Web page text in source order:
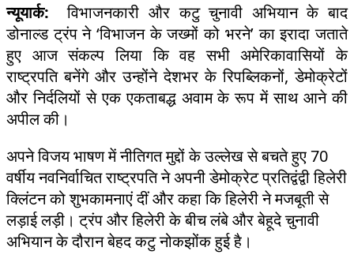
न्यूयार्क: विभाजनकारी और कटु चुनावी अभियान के बाद
डोनाल्ड ट्रंप ने ‘विभाजन के जख्मों को भरने’ का इरादा जताते
हुए आज संकल्प लिया कि वह सभी अमेरिकावासियों के
राष्ट्रपति बनेंगे और उन्होंने देशभर के रिपब्लिकनों, डेमोक्रेटों
और निर्दलियों से एक एकताबद्ध अवाम के रूप में साथ आने की
अपील की।
अपने विजय भाषण में नीतिगत मुद्दों के उल्लेख से बचते हुए 70
वर्षीय नवनिर्वाचित राष्ट्रपति ने अपनी डेमोक्रेट प्रतिद्वंद्वी हिलेरी
क्लिंटन को शुभकामनाएं दीं और कहा कि हिलेरी ने मजबूती से
लड़ाई लड़ी। ट्रंप और हिलेरी के बीच लंबे और बेहूदे चुनावी
अभियान के दौरान बेहद कटु नोकझोंक हुई है।